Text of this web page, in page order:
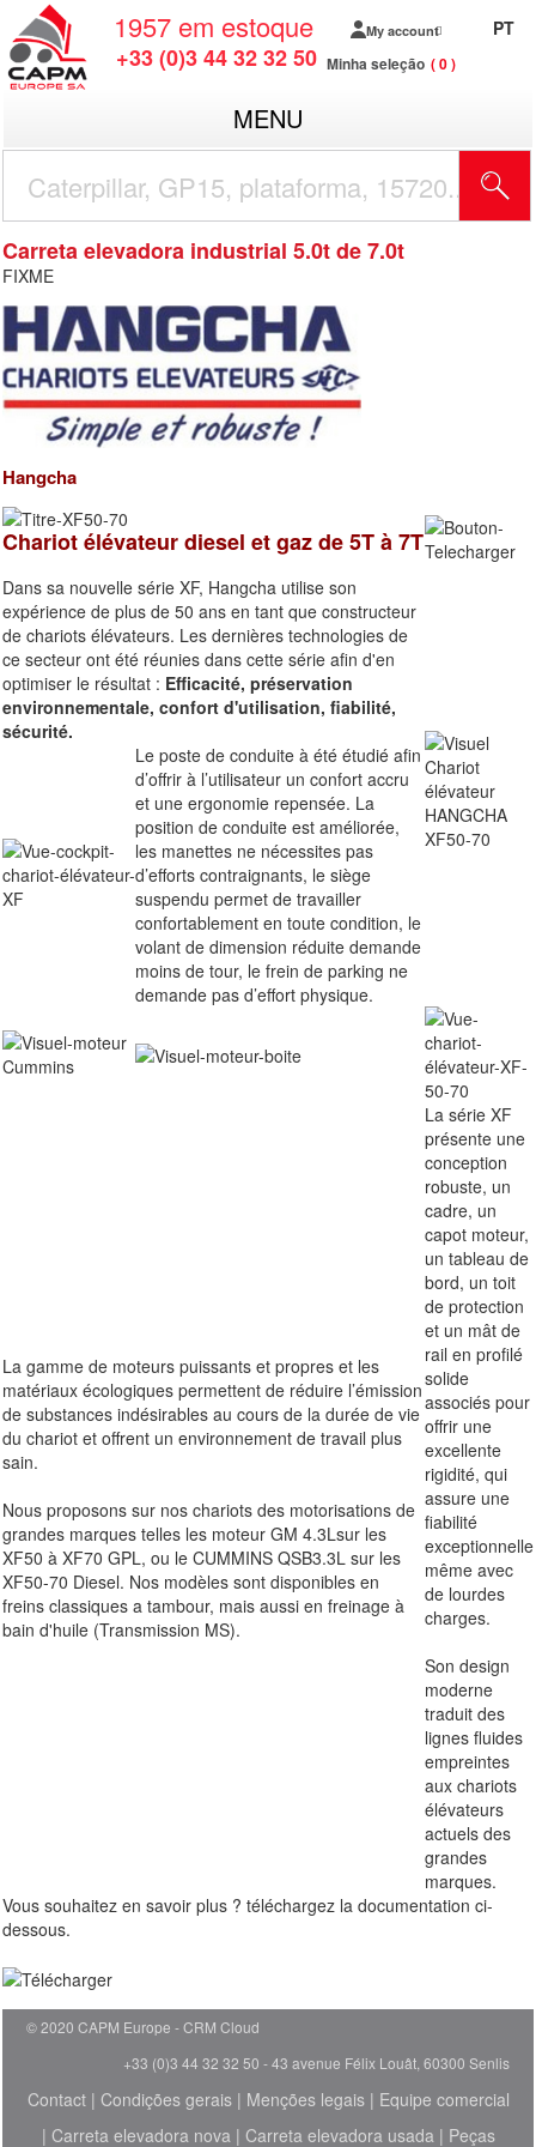
1957 em estoque
+33 (0)3 44 32 32 50
My account
Minha seleção 0
PT
MENU
Carreta elevadora industrial 5.0t de 7.0t
FIXME
Hangcha
Chariot élévateur diesel et gaz de 5T à 7T
Dans sa nouvelle série XF, Hangcha utilise son
expérience de plus de 50 ans en tant que constructeur
de chariots élévateurs. Les dernières technologies de
ce secteur ont été réunies dans cette série afin d'en
optimiser le résultat : Efficacité, préservation
environnementale, confort d'utilisation, fiabilité,
sécurité.
Le poste de conduite à été étudié afin
d’offrir à l’utilisateur un confort accru
et une ergonomie repensée. La
position de conduite est améliorée,
les manettes ne nécessites pas
d’efforts contraignants, le siège
suspendu permet de travailler
confortablement en toute condition, le
volant de dimension réduite demande
moins de tour, le frein de parking ne
demande pas d’effort physique.
La gamme de moteurs puissants et propres et les
matériaux écologiques permettent de réduire l’émission
de substances indésirables au cours de la durée de vie
du chariot et offrent un environnement de travail plus
sain.
Nous proposons sur nos chariots des motorisations de
grandes marques telles les moteur GM 4.3Lsur les
XF50 à XF70 GPL, ou le CUMMINS QSB3.3L sur les
XF50-70 Diesel. Nos modèles sont disponibles en
freins classiques a tambour, mais aussi en freinage à
bain d'huile (Transmission MS).
La série XF
présente une
conception
robuste, un
cadre, un
capot moteur,
un tableau de
bord, un toit
de protection
et un mât de
rail en profilé
solide
associés pour
offrir une
excellente
rigidité, qui
assure une
fiabilité
exceptionnelle
même avec
de lourdes
charges.
Son design
moderne
traduit des
lignes fluides
empreintes
aux chariots
élévateurs
actuels des
grandes
marques.
Vous souhaitez en savoir plus ? téléchargez la documentation ci-
dessous.
© 2020 CAPM Europe
CRM Cloud
+33 (0)3 44 32 32 50 - 43 avenue Félix Louât, 60300 Senlis
Contact| Condições gerais| Menções legais| Equipe comercial
| Carreta elevadora nova| Carreta elevadora usada| Peças